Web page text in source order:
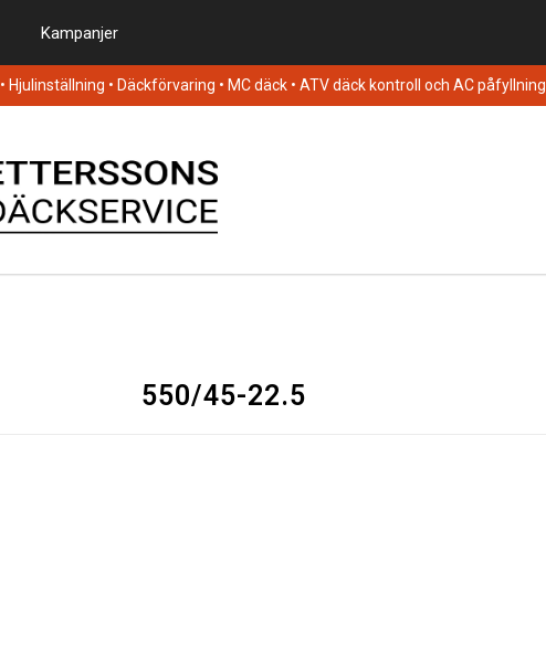
Kampanjer
• Hjulinställning • Däckförvaring • MC däck • ATV däck kontroll och AC påfyllning
550/45-22.5